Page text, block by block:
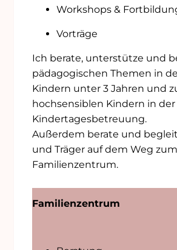
Workshops &
Vorträge
Ich berate, unterstütze und
pädagogischen Themen in
Kindern unter 3 Jahren und
hochsensiblen Kindern in der
Kindertagesbetreuung.
Außerdem berate und
und Träger auf dem Weg zum
Familienzentrum.
Familienzentrum